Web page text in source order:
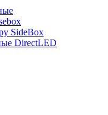
SideBox
DirectLED